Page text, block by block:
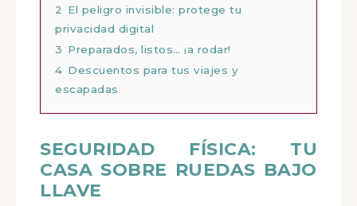
2 El peligro invisible: protege tu
privacidad digital
3 Preparados, listos… ¡a rodar!
4 Descuentos para tus viajes y
escapadas
SEGURIDAD FÍSICA: TU
CASA SOBRE RUEDAS BAJO
LLAVE